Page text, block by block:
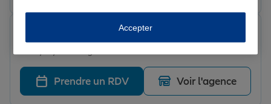
Note de 5 sur 5
Prendre un RDV Voir l'agence
Accepter